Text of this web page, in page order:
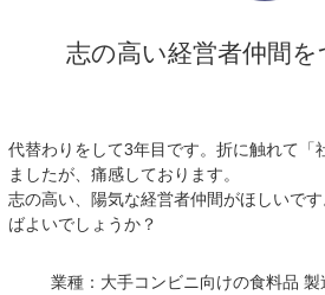
志の高い経営者仲間を
代替わりをして3年目です。折に触れて「
ましたが、痛感しております。
志の高い、陽気な経営者仲間がほしいで
ばよいでしょうか？
業種： 大手コンビニ向けの食料品 製